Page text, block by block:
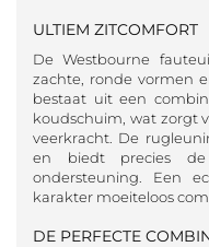
ULTIEM ZITCOMFORT
De Westbourne
zachte, ronde vormen
bestaat uit een
koudschuim, wat zorgt
veerkracht. De
en biedt precies de
ondersteuning. Een
karakter moeiteloos
DE PERFECTE